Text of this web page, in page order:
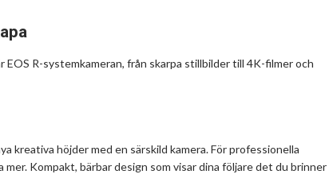
R-systemkameran, från skarpa stillbilder till 4K-filmer och
kreativa höjder med en särskild kamera. För professionella
Kompakt, bärbar design som visar dina följare det du brinner